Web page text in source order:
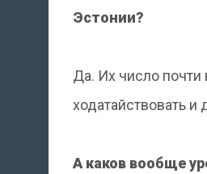
Эстонии?
Да. Их число почти
ходатайствовать и
А каков вообще